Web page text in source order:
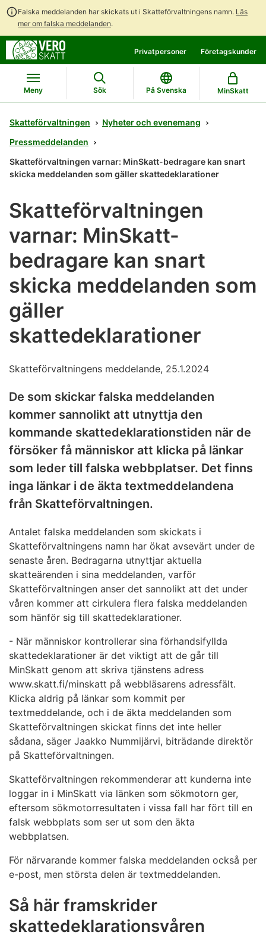
Falska meddelanden har skickats ut i Skatteförvaltningens namn. Läs
mer om falska meddelanden.
direkt
till
innehållet
till
hela
webbplatsens
sökning
Privatpersoner Företagskunder
Meny Sök På Svenska MinSkatt
Skatteförvaltningen
Nyheter och evenemang
Pressmeddelanden
Skatteförvaltningen varnar: MinSkatt-bedragare kan snart
skicka meddelanden som gäller skattedeklarationer
Skatteförvaltningen
varnar: MinSkatt-
bedragare kan snart
skicka meddelanden som
gäller
skattedeklarationer
Skatteförvaltningens meddelande, 25.1.2024
De som skickar falska meddelanden
kommer sannolikt att utnyttja den
kommande skattedeklarationstiden när de
försöker få människor att klicka på länkar
som leder till falska webbplatser. Det finns
inga länkar i de äkta textmeddelandena
från Skatteförvaltningen.
Antalet falska meddelanden som skickats i
Skatteförvaltningens namn har ökat avsevärt under de
senaste åren. Bedragarna utnyttjar aktuella
skatteärenden i sina meddelanden, varför
Skatteförvaltningen anser det sannolikt att det under
våren kommer att cirkulera flera falska meddelanden
som hänför sig till skattedeklarationer.
- När människor kontrollerar sina förhandsifyllda
skattedeklarationer är det viktigt att de går till
MinSkatt genom att skriva tjänstens adress
www.skatt.fi/minskatt på webbläsarens adressfält.
Klicka aldrig på länkar som kommit per
textmeddelande, och i de äkta meddelanden som
Skatteförvaltningen skickat finns det inte heller
sådana, säger Jaakko Nummijärvi, biträdande direktör
på Skatteförvaltningen.
Skatteförvaltningen rekommenderar att kunderna inte
loggar in i MinSkatt via länken som sökmotorn ger,
eftersom sökmotorresultaten i vissa fall har fört till en
falsk webbplats som ser ut som den äkta
webbplatsen.
För närvarande kommer falska meddelanden också per
e-post, men största delen är textmeddelanden.
Så här framskrider
skattedeklarationsvåren